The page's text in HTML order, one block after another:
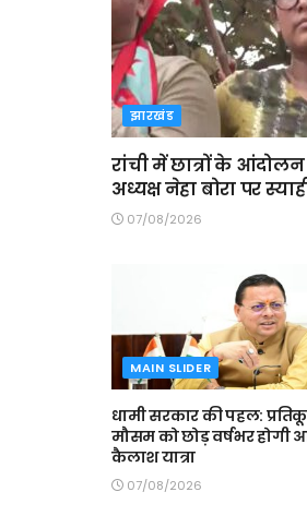
झारखंड
रांची में छात्रों के
अध्यक्ष नेहा बोरा पर
07/08/2026
MAIN SLIDER
धामी सरकार की पहल:
मौसम को छोड़ वर्षभर होगी
कैलाश यात्रा
07/08/2026